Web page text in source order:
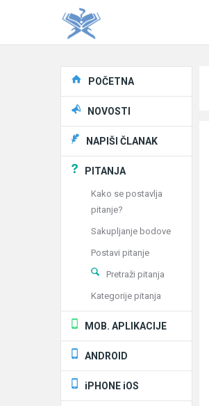
Explore
POČETNA
NOVOSTI
NAPIŠI ČLANAK
PITANJA
Kako se postavlja
pitanje?
Sakupljanje bodove
Postavi pitanje
Pretraži pitanja
Kategorije pitanja
MOB. APLIKACIJE
ANDROID
iPHONE iOS